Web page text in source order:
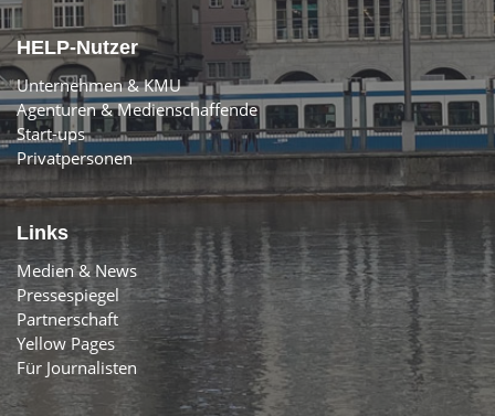
HELP-Nutzer
Unternehmen & KMU
Agenturen & Medienschaffende
Start-ups
Privatpersonen
Links
Medien & News
Pressespiegel
Partnerschaft
Yellow Pages
Für Journalisten